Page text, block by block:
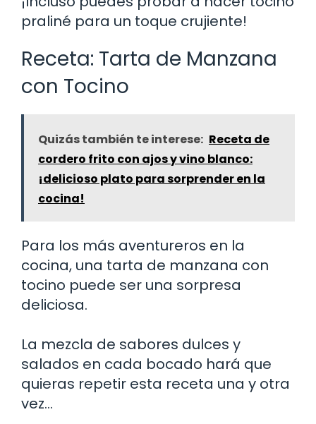
praliné para un toque crujiente!
Receta: Tarta de Manzana
con Tocino
Quizás también te interese: Receta de
cordero frito con ajos y vino blanco:
¡delicioso plato para sorprender en la
cocina!
Para los más aventureros en la
cocina, una tarta de manzana con
tocino puede ser una sorpresa
deliciosa.
La mezcla de sabores dulces y
salados en cada bocado hará que
quieras repetir esta receta una y otra
vez…